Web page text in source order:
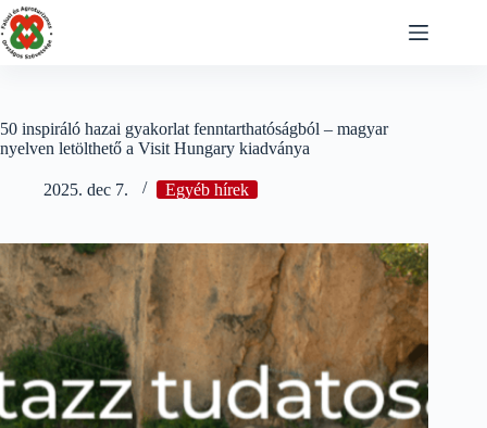
Skip
to
content
50 inspiráló hazai gyakorlat fenntarthatóságból – magyar
nyelven letölthető a Visit Hungary kiadványa
2025. dec 7. Egyéb hírek